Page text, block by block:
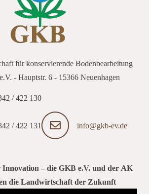
für konservierende Bodenbearbeitung
- Hauptstr. 6 - 15366 Neuenhagen
/ 422 130
/ 422 131 info@gkb-ev.de
– die GKB e.V. und der AK
die Landwirtschaft der Zukunft